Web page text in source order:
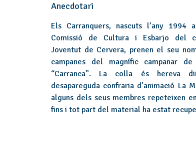
Anecdotari
Els Carranquers, nascuts l’any
Comissió de Cultura i Esbarjo del
Joventut de Cervera, prenen el seu
campanes del magnífic campanar
“Carranca”. La colla és hereva
desapareguda confraria d’animació La
alguns dels seus membres repeteixen
fins i tot part del material ha estat